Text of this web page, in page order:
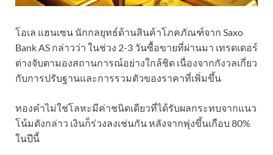
โอเล แฮนเซน นักกลยุทธ์ด้านสินค้าโภคภัณฑ์จาก Saxo
Bank AS กล่าวว่า ในช่วง 2-3 วันซื้อขายที่ผ่านมา เทรดเดอร์
ต่างจับตามองสถานการณ์อย่างใกล้ชิด เนื่องจากกังวลเกี่ยว
กับการปรับฐานและการรวมตัวของราคาที่เพิ่มขึ้น
ทองคำไม่ใช่โลหะมีค่าชนิดเดียวที่ได้รับผลกระทบจากแนว
โน้มดังกล่าว เงินก็ร่วงลงเช่นกัน หลังจากพุ่งขึ้นเกือบ 80%
ในปีนี้